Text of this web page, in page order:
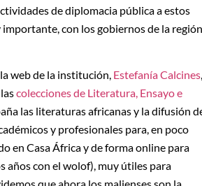
de diplomacia pública a estos
con los gobiernos de la
web de la institución, Estefanía Calcines,
colecciones de Literatura, Ensayo e
las literaturas africanas y la difusión
y profesionales para, en poco
en Casa África y de forma online para
años con el wolof), muy útiles para